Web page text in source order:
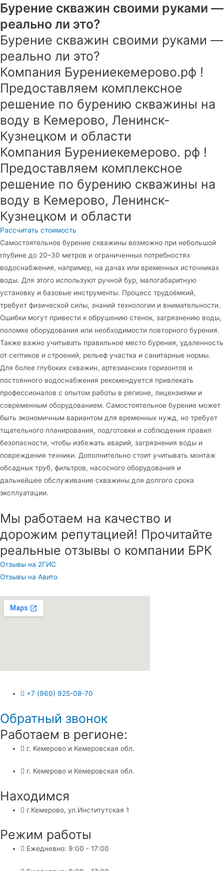
Бурение скважин своими руками —
реально ли это?
Бурение скважин своими руками —
реально ли это?
Компания Бурениекемерово.рф !
Предоставляем комплексное
решение по бурению скважины на
воду в Кемерово, Ленинск-
Кузнецком и области
Компания Бурениекемерово. рф !
Предоставляем комплексное
решение по бурению скважины на
воду в Кемерово, Ленинск-
Кузнецком и области
Рассчитать стоимость
Самостоятельное бурение скважины возможно при небольшой
глубине до 20–30 метров и ограниченных потребностях
водоснабжения, например, на дачах или временных источниках
воды. Для этого используют ручной бур, малогабаритную
установку и базовые инструменты. Процесс трудоёмкий,
требует физической силы, знаний технологии и внимательности.
Ошибки могут привести к обрушению стенок, загрязнению воды,
поломке оборудования или необходимости повторного бурения.
Также важно учитывать правильное место бурения, удаленность
от септиков и строений, рельеф участка и санитарные нормы.
Для более глубоких скважин, артезианских горизонтов и
постоянного водоснабжения рекомендуется привлекать
профессионалов с опытом работы в регионе, лицензиями и
современным оборудованием. Самостоятельное бурение может
быть экономичным вариантом для временных нужд, но требует
тщательного планирования, подготовки и соблюдения правил
безопасности, чтобы избежать аварий, загрязнения воды и
повреждения техники. Дополнительно стоит учитывать монтаж
обсадных труб, фильтров, насосного оборудования и
дальнейшее обслуживание скважины для долгого срока
эксплуатации.
Мы работаем на качество и
дорожим репутацией! Прочитайте
реальные отзывы о компании БРК
Отзывы на 2ГИС
Отзывы на Авито
+7 (960) 925-08-70
Обратный звонок
Работаем в регионе:
г. Кемерово и Кемеровская обл.
г. Кемерово и Кемеровская обл.
Находимся
г.Кемерово, ул.Институтская 1
Режим работы
Ежедневно: 9:00 - 17:00